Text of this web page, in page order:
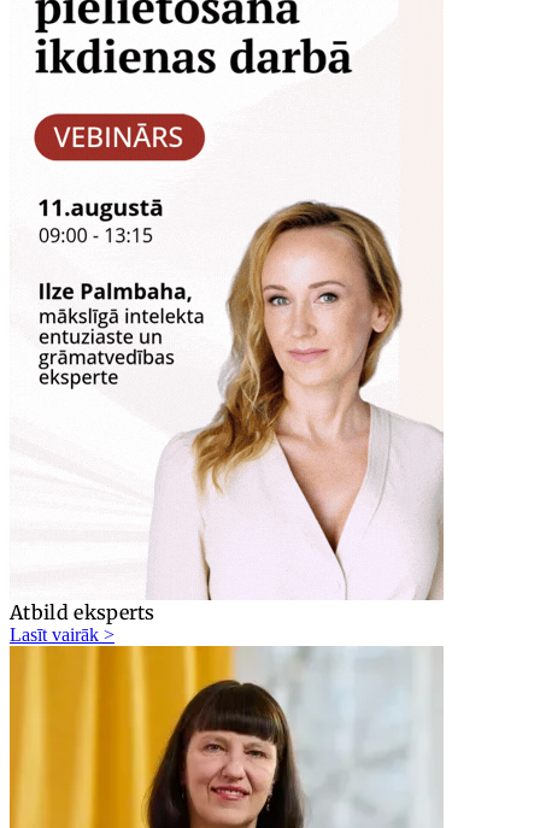
Atbild eksperts
Lasīt vairāk >